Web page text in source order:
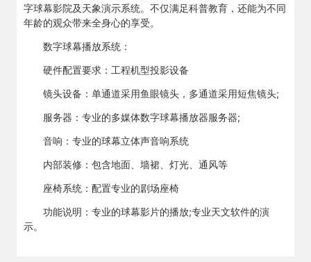
字球幕影院及天象演示系统。不仅满足科普教育，还能为不同
年龄的观众带来全身心的享受。
数字球幕播放系统：
硬件配置要求：工程机型投影设备
镜头设备：单通道采用鱼眼镜头，多通道采用短焦镜头;
服务器：专业的多媒体数字球幕播放器服务器;
音响：专业的球幕立体声音响系统
内部装修：包含地面、墙裙、灯光、通风等
座椅系统：配置专业的剧场座椅
功能说明：专业的球幕影片的播放;专业天文软件的演
示。